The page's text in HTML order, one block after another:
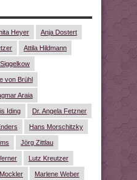
Heyer Anja Dostert
Attila Hildmann
von Brühl
Araia
Iding Dr. Angela Fetzner
Hans Morschitzky
Jörg Zittlau
Lutz Kreutzer
Marlene Weber